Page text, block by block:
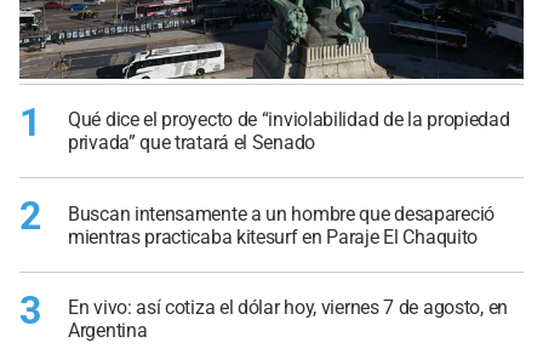
1
Qué dice el proyecto de “inviolabilidad de la propiedad
privada” que tratará el Senado
2
Buscan intensamente a un hombre que desapareció
mientras practicaba kitesurf en Paraje El Chaquito
3
En vivo: así cotiza el dólar hoy, viernes 7 de agosto, en
Argentina